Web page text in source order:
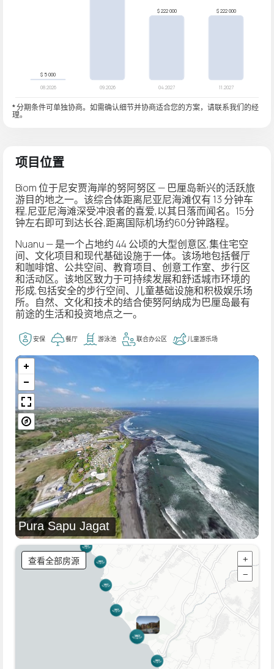
* 分期条件可单独协商。如需确认细节并协商适合您的方案，请联系我们的经
理。
项目位置
Biom 位于尼安贾海岸的努阿努区 — 巴厘岛新兴的活跃旅
游目的地之一。该综合体距离尼亚尼海滩仅有 13 分钟车
程,尼亚尼海滩深受冲浪者的喜爱,以其日落而闻名。15分
钟左右即可到达长谷,距离国际机场约60分钟路程。
Nuanu — 是一个占地约 44 公顷的大型创意区,集住宅空
间、文化项目和现代基础设施于一体。该场地包括餐厅
和咖啡馆、公共空间、教育项目、创意工作室、步行区
和活动区。该地区致力于可持续发展和舒适城市环境的
形成,包括安全的步行空间、儿童基础设施和积极娱乐场
所。自然、文化和技术的结合使努阿纳成为巴厘岛最有
前途的生活和投资地点之一。
安保 餐厅 游泳池 联合办公区 儿童游乐场
Pura Sapu Jagat
查看全部房源
+
−